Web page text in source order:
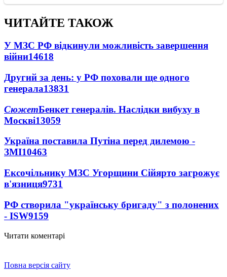
ЧИТАЙТЕ ТАКОЖ
У МЗС РФ відкинули можливість завершення
війни14618
Другий за день: у РФ поховали ще одного
генерала13831
СюжетБенкет генералів. Наслідки вибуху в
Москві13059
Україна поставила Путіна перед дилемою -
ЗМІ10463
Ексочільнику МЗС Угорщини Сійярто загрожує
в'язниця9731
РФ створила "українську бригаду" з полонених
- ISW9159
Читати коментарі
Повна версія сайту